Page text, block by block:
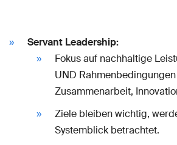
Servant Leadership:
Fokus auf nachhaltige
UND
Zusammenarbeit,
Ziele bleiben wichtig,
Systemblick betrachtet.